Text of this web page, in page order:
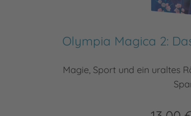
Olympia Magica 2:
Magie, Sport und ein uraltes